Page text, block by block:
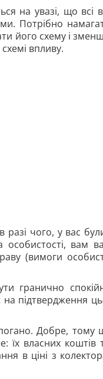
на увазі, що всі
Потрібно
його схему і
впливу.
чого, у вас
вам
(вимоги
гранично
на підтвердження
Добре, тому
їх власних коштів
в ціні з